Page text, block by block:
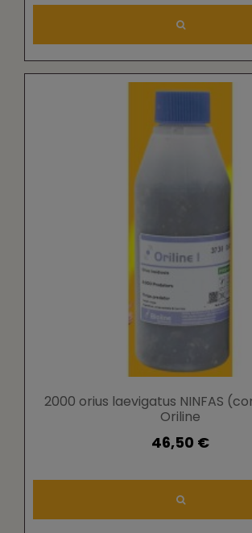
2000 orius laevigatus NINFAS
Oriline
46,50 €